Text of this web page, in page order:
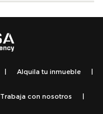
| Alquila tu inmueble |
Trabaja con nosotros |